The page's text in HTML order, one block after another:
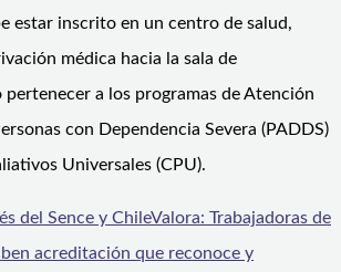
estar inscrito en un centro de salud,
médica hacia la sala de
a los programas de Atención
con Dependencia Severa (PADDS)
Universales (CPU).
del Sence y ChileValora: Trabajadoras de
acreditación que reconoce y